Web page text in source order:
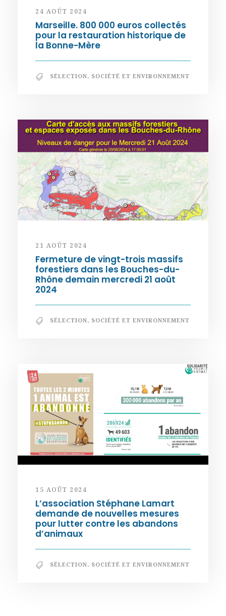
24 AOÛT 2024
Marseille. 800 000 euros collectés
pour la restauration historique de
la Bonne-Mère
SÉLECTION, SOCIÉTÉ ET ENVIRONNEMENT
21 AOÛT 2024
Fermeture de vingt-trois massifs
forestiers dans les Bouches-du-
Rhône demain mercredi 21 août
2024
SÉLECTION, SOCIÉTÉ ET ENVIRONNEMENT
15 AOÛT 2024
L’association Stéphane Lamart
demande de nouvelles mesures
pour lutter contre les abandons
d’animaux
SÉLECTION, SOCIÉTÉ ET ENVIRONNEMENT